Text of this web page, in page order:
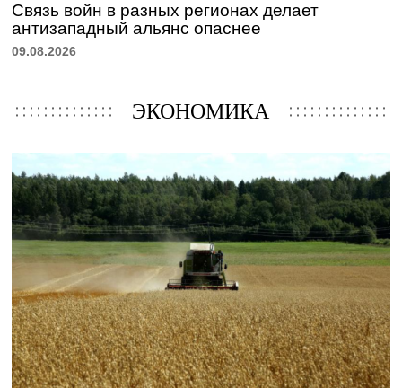
Связь войн в разных регионах делает
антизападный альянс опаснее
09.08.2026
ЭКОНОМИКА